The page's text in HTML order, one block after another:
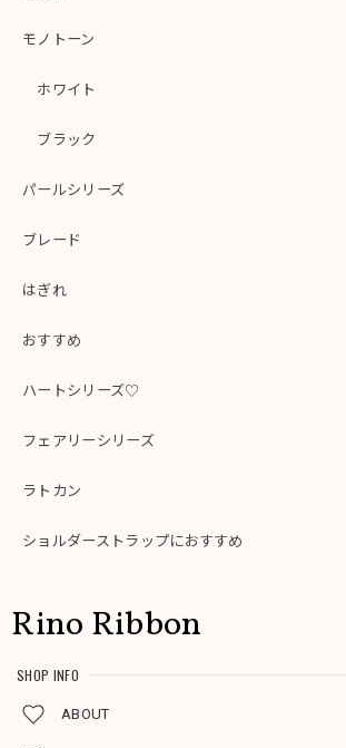
モノトーン
ホワイト
ブラック
パールシリーズ
ブレード
はぎれ
おすすめ
ハートシリーズ♡
フェアリーシリーズ
ラトカン
ショルダーストラップにおすすめ
Rino Ribbon
SHOP INFO
ABOUT